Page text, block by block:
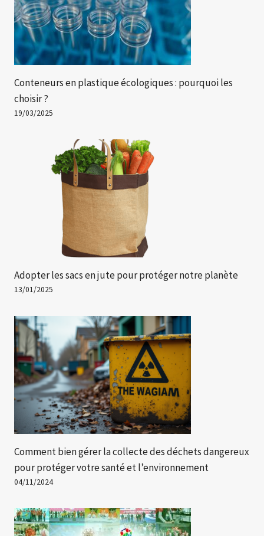
Conteneurs en plastique écologiques : pourquoi les
choisir ?
19/03/2025
Adopter les sacs en jute pour protéger notre planète
13/01/2025
Comment bien gérer la collecte des déchets dangereux
pour protéger votre santé et l’environnement
04/11/2024